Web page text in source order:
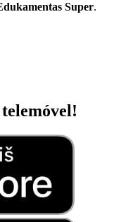
Super.